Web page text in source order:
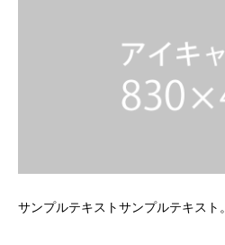
サンプルテキストサンプルテキスト。